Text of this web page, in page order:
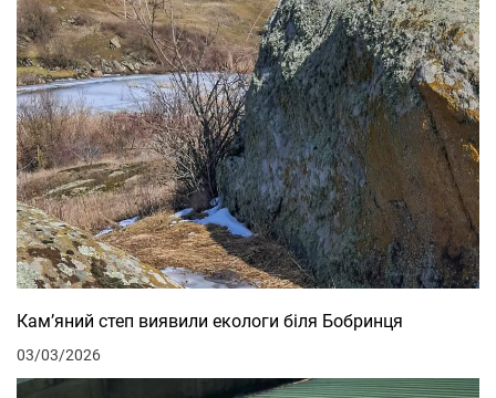
Кам’яний степ виявили екологи біля Бобринця
03/03/2026